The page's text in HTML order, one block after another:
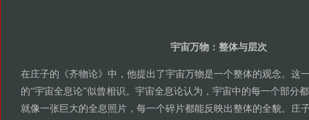
宇宙万物：整体与层次
在庄子的《齐物论》中，他提出了宇宙万物是一个整体的观念。这
的“宇宙全息论”似曾相识。宇宙全息论认为，宇宙中的每一个部分
就像一张巨大的全息照片，每一个碎片都能反映出整体的全貌。庄